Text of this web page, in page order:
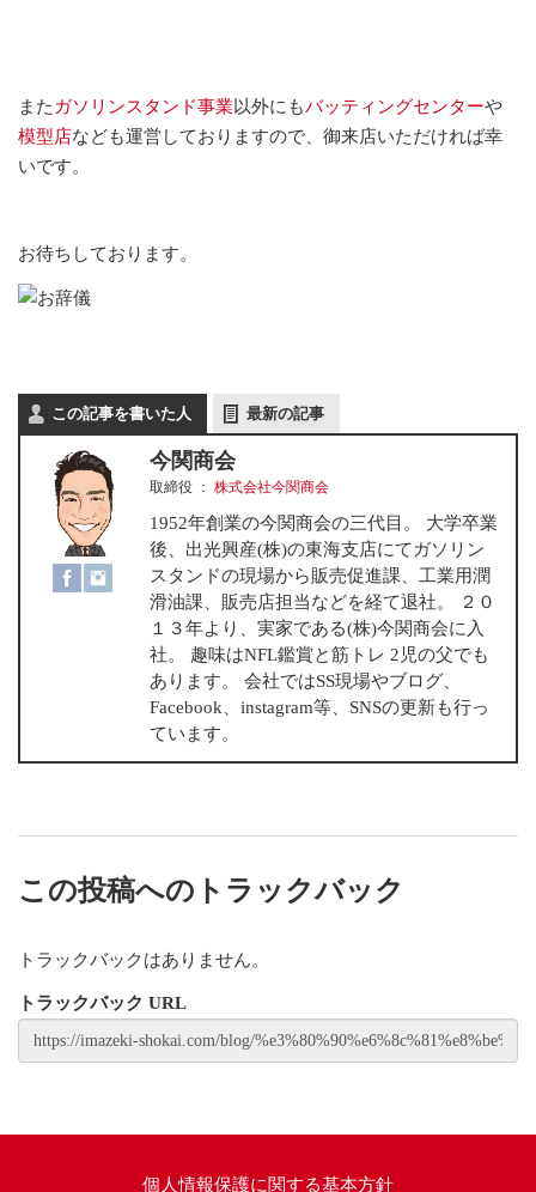
また ガソリンスタンド事業以外にもバッティングセンターや
模型店なども運営しておりますので、御来店いただければ幸
いです。
お待ちしております。
この記事を書いた人 最新の記事
今関商会
取締役 ： 株式会社今関商会
1952年創業の今関商会の三代目。 大学卒業
後、出光興産(株)の東海支店にてガソリン
スタンドの現場から販売促進課、工業用潤
滑油課、販売店担当などを経て退社。 ２０
１３年より、実家である(株)今関商会に入
社。 趣味はNFL鑑賞と筋トレ 2児の父でも
あります。 会社ではSS現場やブログ、
Facebook、instagram等、SNSの更新も行っ
ています。
この投稿へのトラックバック
トラックバックはありません。
トラックバック URL
個人情報保護に関する基本方針